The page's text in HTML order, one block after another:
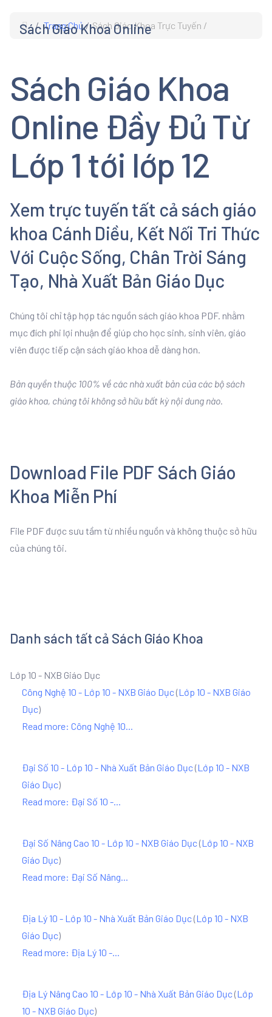
Sách Giáo Khoa Online
Trang Chủ Sách Giáo Khoa Trực Tuyến
Sách Giáo Khoa
Online Đầy Đủ Từ
Lớp 1 tới lớp 12
Xem trực tuyến tất cả sách giáo
khoa Cánh Diều, Kết Nối Tri Thức
Với Cuộc Sống, Chân Trời Sáng
Tạo, Nhà Xuất Bản Giáo Dục
Chúng tôi chỉ tập hợp tác nguồn sách giáo khoa PDF. nhằm
mục đích phi lợi nhuận để giúp cho học sinh, sinh viên, giáo
viên được tiếp cận sách giáo khoa dễ dàng hơn.
Bản quyền thuộc 100% về các nhà xuất bản của các bộ sách
giáo khoa, chúng tôi không sở hữu bất kỳ nội dung nào.
Download File PDF Sách Giáo
Khoa Miễn Phí
File PDF được sưu tầm từ nhiều nguồn và không thuộc sở hữu
của chúng tôi.
Danh sách tất cả Sách Giáo Khoa
Lớp 10 - NXB Giáo Dục
Công Nghệ 10 - Lớp 10 - NXB Giáo Dục(Lớp 10 - NXB Giáo
Dục)
Read more: Công Nghệ 10...
Đại Số 10 - Lớp 10 - Nhà Xuất Bản Giáo Dục(Lớp 10 - NXB
Giáo Dục)
Read more: Đại Số 10 -...
Đại Số Nâng Cao 10 - Lớp 10 - NXB Giáo Dục(Lớp 10 - NXB
Giáo Dục)
Read more: Đại Số Nâng...
Địa Lý 10 - Lớp 10 - Nhà Xuất Bản Giáo Dục(Lớp 10 - NXB
Giáo Dục)
Read more: Địa Lý 10 -...
Địa Lý Nâng Cao 10 - Lớp 10 - Nhà Xuất Bản Giáo Dục(Lớp
10 - NXB Giáo Dục)